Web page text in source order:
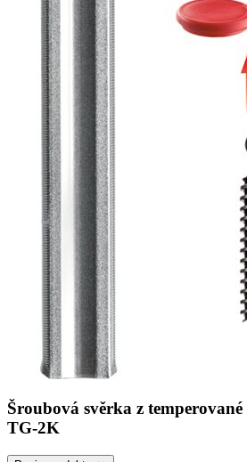
Šroubová svěrka z
TG-2K